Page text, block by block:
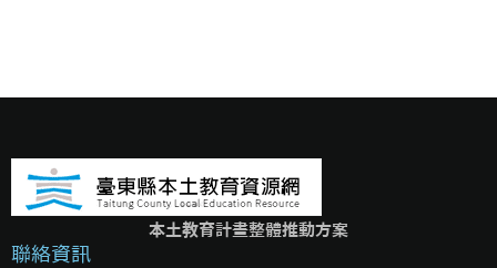
本土教育計畫整體推動方案
聯絡資訊